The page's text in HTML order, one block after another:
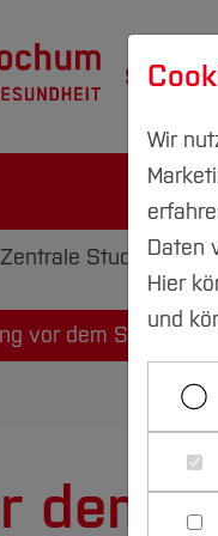
Studium
Zentrale
vor dem Studium
dem
Wir
Daten
Hier
und